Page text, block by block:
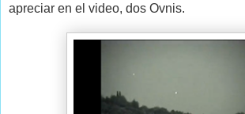
apreciar en el video, dos Ovnis.